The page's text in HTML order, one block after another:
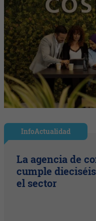
InfoActualidad
La agencia de
cumple
el sector